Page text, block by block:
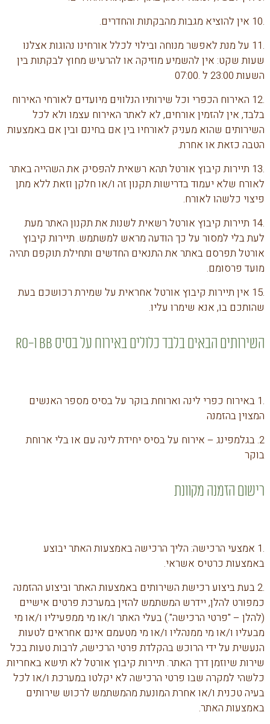
.10 אין להוציא מגבות מהבקתות והחדרים.
.11 על מנת לאפשר מנוחה ובילוי לכלל אורחינו נהוגות אצלנו
שעות שקט: אין להשמיע מוזיקה או להרעיש מחוץ לבקתות בין
השעות 23:00 ל .07:00
.12 האירוח הכפרי וכל שירותיו הנלווים מיועדים לאורחי האירוח
בלבד, אין להזמין אורחים, לא לאתר האירוח עצמו ולא לכל
השירותים שהוא מעניק לאורחיו בין אם בחינם ובין אם באמצעות
הטבה כזאת או אחרת.
.13 תיירות קיבוץ אורטל תהא רשאית להפסיק את השהייה באתר
לאורח שלא יעמוד בדרישות תקנון זה ו/או חלקן וזאת ללא מתן
פיצוי כלשהו לאורח.
.14 תיירות קיבוץ אורטל רשאית לשנות את תקנון האתר מעת
לעת בלי למסור על כך הודעה מראש למשתמש. תיירות קיבוץ
אורטל תפרסם באתר את התנאים החדשים ותחילת תוקפם תהיה
מועד פרסומם.
.15 אין תיירות קיבוץ אורטל אחראית על שמירת רכושכם בעת
שהותכם בו, אנא שימרו עליו.
השירותים הבאים בלבד כלולים באירוח על בסיס BB ו-RO
.1 באירוח כפרי לינה וארוחת בוקר על בסיס מספר האנשים
המצוין בהזמנה
2. בגלמפינג – אירוח על בסיס יחידת לינה עם או בלי ארוחת
בוקר
רישום הזמנה מקוונת
.1 אמצעי הרכישה: הליך הרכישה באמצעות האתר יבוצע
באמצעות כרטיס אשראי.
.2 בעת ביצוע רכישת השירותים באמצעות האתר וביצוע ההזמנה
כמפורט להלן, יידרש המשתמש להזין במערכת פרטים אישיים
(להלן – "פרטי הרכישה".) בעלי האתר ו/או מי ממפעיליו ו/או מי
מבעליו ו/או מי ממנהליו ו/או מי מטעמם אינם אחראים לטעות
הנעשית על ידי הרוכש בהקלדת פרטי הרכישה, לרבות טעות בכל
שירות שיוזמן דרך האתר. תיירות קיבוץ אורטל לא תישא באחריות
כלשהי למקרה שבו פרטי הרכישה לא יקלטו במערכת ו/או לכל
בעיה טכנית ו/או אחרת המונעת מהמשתמש לרכוש שירותים
באמצעות האתר.